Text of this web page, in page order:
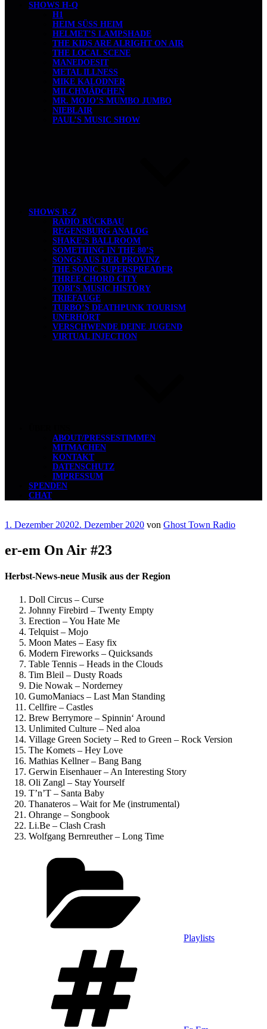
SHOWS H-Q
H1
HEIM SÜSS HEIM
HELMET’S LAMPSHADE
THE KIDS ARE ALRIGHT ON AIR
THE LOCAL SCENE
MANEDOESIT
METAL ILLNESS
MIKE KALODNER
MILCHMÄDCHEN
MR. MOJO’S MUMBO JUMBO
NIEBLAIR
PAUL’S MUSIC SHOW
SHOWS R-Z
RADIO RÜCKBAU
REGENSBURG ANALOG
SHAKE’S BALLROOM
SOMETHING IN THE 80’S
SONGS AUS DER PROVINZ
THE SONIC SUPERSPREADER
THREE CHORD CITY
TOBI’S MUSIC HISTORY
TRIEFAUGE
TURBO’S DEATHPUNK TOURISM
UNERHÖRT
VERSCHWENDE DEINE JUGEND
VIRTUAL INJECTION
ABOUT/PRESSESTIMMEN
MITMACHEN
KONTAKT
DATENSCHUTZ
IMPRESSUM
SPENDEN
CHAT
Veröffentlicht
1. Dezember 20202. Dezember 2020 von Ghost Town Radio
er-em On Air #23
Herbst-News-neue Musik aus der Region
Doll Circus – Curse
Johnny Firebird – Twenty Empty
Erection – You Hate Me
Telquist – Mojo
Moon Mates – Easy fix
Modern Fireworks – Quicksands
Table Tennis – Heads in the Clouds
Tim Bleil – Dusty Roads
Die Nowak – Norderney
GumoManiacs – Last Man Standing
Cellfire – Castles
Brew Berrymore – Spinnin‘ Around
Unlimited Culture – Ned aloa
Village Green Society – Red to Green – Rock Version
The Komets – Hey Love
Mathias Kellner – Bang Bang
Gerwin Eisenhauer – An Interesting Story
Oli Zangl – Stay Yourself
T’n’T – Santa Baby
Thanateros – Wait for Me (instrumental)
Ohrange – Songbook
Li.Be – Clash Crash
Wolfgang Bernreuther – Long Time
Playlists